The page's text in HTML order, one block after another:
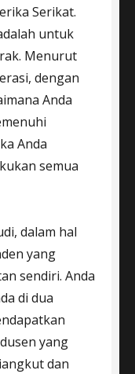
Serikat.
untuk
Menurut
dengan
Anda
Anda
semua
dalam hal
yang
sendiri. Anda
di dua
yang
dan